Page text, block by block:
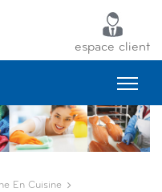
espace client
En Cuisine